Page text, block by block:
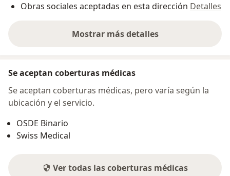
Obras sociales aceptadas en esta dirección Detalles
Mostrar más detalles
sobre la dirección
Se aceptan coberturas médicas
Se aceptan coberturas médicas, pero varía según la
ubicación y el servicio.
OSDE Binario
Swiss Medical
Ver todas las coberturas médicas